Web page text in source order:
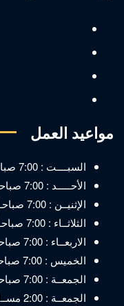
مواعيد العمل
السبــــت : 7:00 صباحـاً – 10:00 مسـاءً
الأحـــــد : 7:00 صباحـاً – 10:00 مسـاءً
الإثنيــن : 7:00 صباحـاً – 10:00 مساءً
الثلاثــاء : 7:00 صباحـاً – 10:00 مسـاءً
الاربعــاء : 7:00 صباحـاً – 10:00 مسـاءً
الخميس : 7:00 صباحـاً – 10:00 مسـاءً
الجمعــة : 7:00 صباحـاً – 11:00 صباحاً
الجمعــة : 2:00 مســاءً – 10:00 مسـاءً